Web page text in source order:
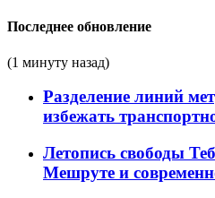
Последнее обновление
(1 минуту назад)
Разделение линий
избежать
Летопись свободы
Мешруте и